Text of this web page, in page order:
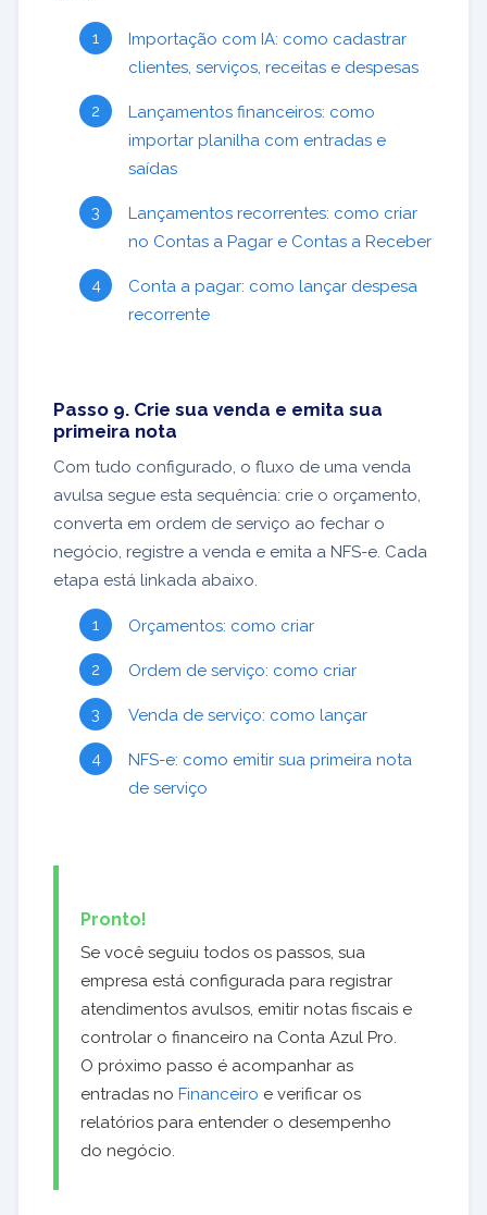
Importação com IA: como cadastrar
clientes, serviços, receitas e despesas
Lançamentos financeiros: como
importar planilha com entradas e
saídas
Lançamentos recorrentes: como criar
no Contas a Pagar e Contas a Receber
Conta a pagar: como lançar despesa
recorrente
Passo 9. Crie sua venda e emita sua
primeira nota
Com tudo configurado, o fluxo de uma venda
avulsa segue esta sequência: crie o orçamento,
converta em ordem de serviço ao fechar o
negócio, registre a venda e emita a NFS-e. Cada
etapa está linkada abaixo.
Orçamentos: como criar
Ordem de serviço: como criar
Venda de serviço: como lançar
NFS-e: como emitir sua primeira nota
de serviço
Pronto!
Se você seguiu todos os passos, sua
empresa está configurada para registrar
atendimentos avulsos, emitir notas fiscais e
controlar o financeiro na Conta Azul Pro.
O próximo passo é acompanhar as
entradas no Financeiro e verificar os
relatórios para entender o desempenho
do negócio.